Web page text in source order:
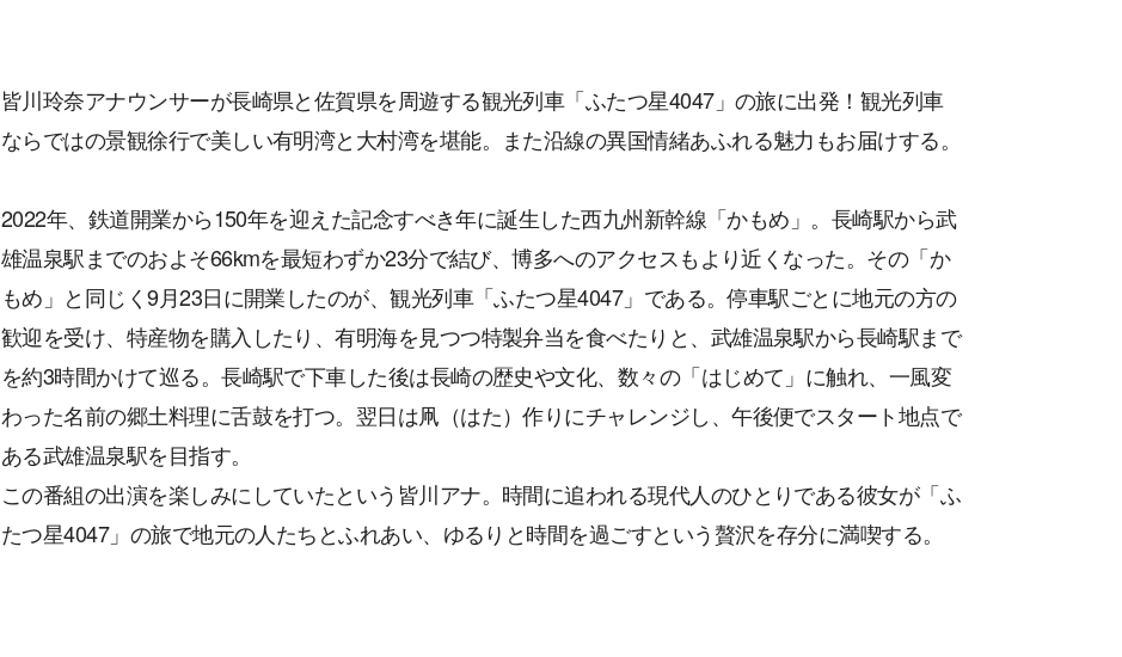
皆川玲奈アナウンサーが長崎県と佐賀県を周遊する観光列車「ふたつ星4047」の旅に出発！観光列車
ならではの景観徐行で美しい有明湾と大村湾を堪能。また沿線の異国情緒あふれる魅力もお届けする。
2022年、鉄道開業から150年を迎えた記念すべき年に誕生した西九州新幹線「かもめ」。長崎駅から武
雄温泉駅までのおよそ66kmを最短わずか23分で結び、博多へのアクセスもより近くなった。その「か
もめ」と同じく9月23日に開業したのが、観光列車「ふたつ星4047」である。停車駅ごとに地元の方の
歓迎を受け、特産物を購入したり、有明海を見つつ特製弁当を食べたりと、武雄温泉駅から長崎駅まで
を約3時間かけて巡る。長崎駅で下車した後は長崎の歴史や文化、数々の「はじめて」に触れ、一風変
わった名前の郷土料理に舌鼓を打つ。翌日は凧（はた）作りにチャレンジし、午後便でスタート地点で
ある武雄温泉駅を目指す。
この番組の出演を楽しみにしていたという皆川アナ。時間に追われる現代人のひとりである彼女が「ふ
たつ星4047」の旅で地元の人たちとふれあい、ゆるりと時間を過ごすという贅沢を存分に満喫する。